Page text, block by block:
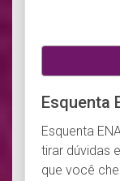
Esquenta
Esquenta
tirar dúvidas
que você